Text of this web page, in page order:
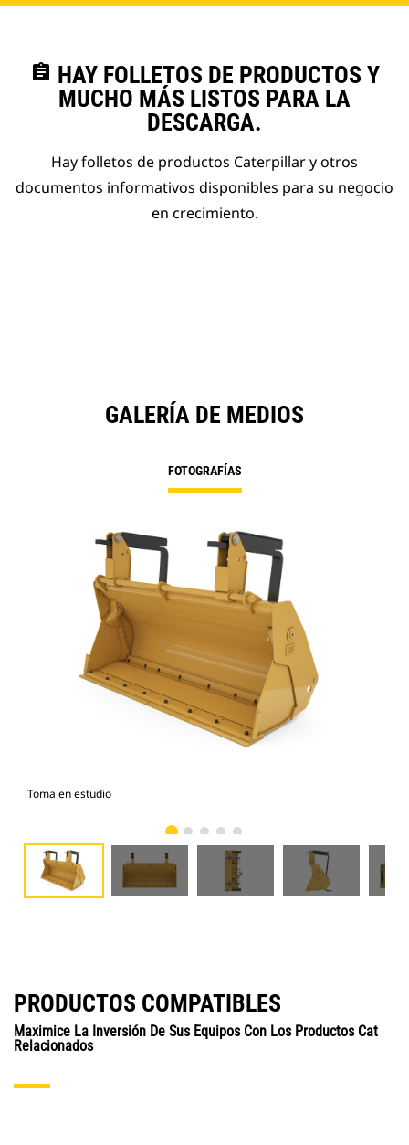
assignment HAY FOLLETOS DE PRODUCTOS Y
MUCHO MÁS LISTOS PARA LA
DESCARGA.
Hay folletos de productos Caterpillar y otros
documentos informativos disponibles para su negocio
en crecimiento.
GALERÍA DE MEDIOS
FOTOGRAFÍAS
Toma en estudio
PRODUCTOS COMPATIBLES
Maximice La Inversión De Sus Equipos Con Los Productos Cat
Relacionados